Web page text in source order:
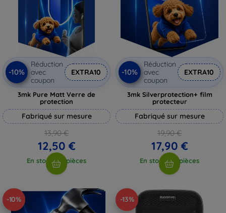
-10%
Réduction
avec
coupon
EXTRA10
3mk Pure Matt Verre de
protection
Fabriqué sur mesure
13,90 €
12,50 €
En stock > 5 pièces
-10%
Réduction
avec
coupon
EXTRA10
3mk Silverprotection+ film
protecteur
Fabriqué sur mesure
19,90 €
17,90 €
En stock > 5 pièces
-10% -13%